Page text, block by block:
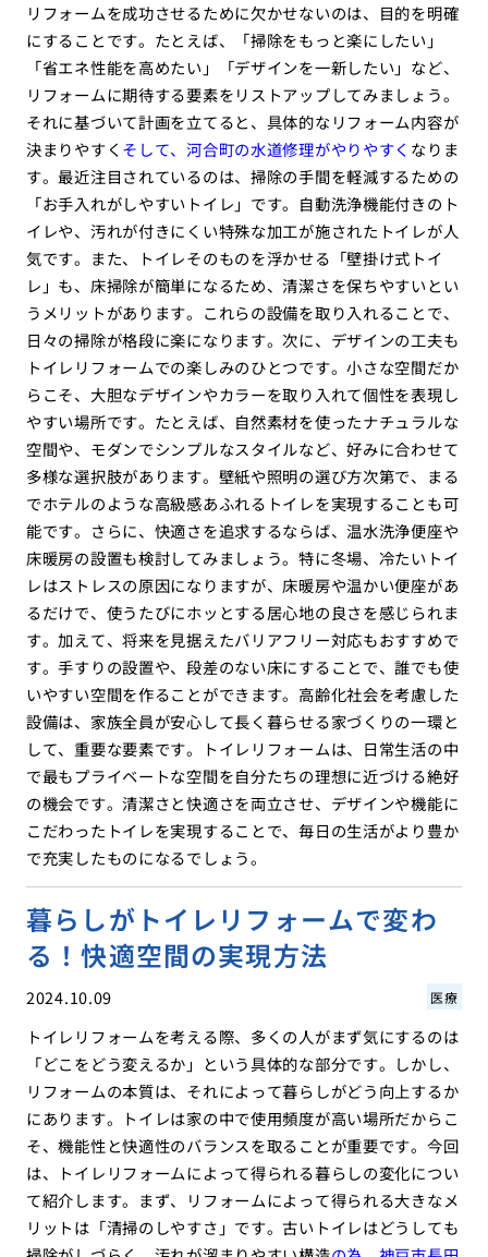
リフォームを成功させるために欠かせないのは、目的を明確
にすることです。たとえば、「掃除をもっと楽にしたい」
「省エネ性能を高めたい」「デザインを一新したい」など、
リフォームに期待する要素をリストアップしてみましょう。
それに基づいて計画を立てると、具体的なリフォーム内容が
決まりやすく そして、河合町の水道修理がやりやすく なりま
す。最近注目されているのは、掃除の手間を軽減するための
「お手入れがしやすいトイレ」です。自動洗浄機能付きのト
イレや、汚れが付きにくい特殊な加工が施されたトイレが人
気です。また、トイレそのものを浮かせる「壁掛け式トイ
レ」も、床掃除が簡単になるため、清潔さを保ちやすいとい
うメリットがあります。これらの設備を取り入れることで、
日々の掃除が格段に楽になります。次に、デザインの工夫も
トイレリフォームでの楽しみのひとつです。小さな空間だか
らこそ、大胆なデザインやカラーを取り入れて個性を表現し
やすい場所です。たとえば、自然素材を使ったナチュラルな
空間や、モダンでシンプルなスタイルなど、好みに合わせて
多様な選択肢があります。壁紙や照明の選び方次第で、まる
でホテルのような高級感あふれるトイレを実現することも可
能です。さらに、快適さを追求するならば、温水洗浄便座や
床暖房の設置も検討してみましょう。特に冬場、冷たいトイ
レはストレスの原因になりますが、床暖房や温かい便座があ
るだけで、使うたびにホッとする居心地の良さを感じられま
す。加えて、将来を見据えたバリアフリー対応もおすすめで
す。手すりの設置や、段差のない床にすることで、誰でも使
いやすい空間を作ることができます。高齢化社会を考慮した
設備は、家族全員が安心して長く暮らせる家づくりの一環と
して、重要な要素です。トイレリフォームは、日常生活の中
で最もプライベートな空間を自分たちの理想に近づける絶好
の機会です。清潔さと快適さを両立させ、デザインや機能に
こだわったトイレを実現することで、毎日の生活がより豊か
で充実したものになるでしょう。
暮らしがトイレリフォームで変わ
る！快適空間の実現方法
2024.10.09 医療
トイレリフォームを考える際、多くの人がまず気にするのは
「どこをどう変えるか」という具体的な部分です。しかし、
リフォームの本質は、それによって暮らしがどう向上するか
にあります。トイレは家の中で使用頻度が高い場所だからこ
そ、機能性と快適性のバランスを取ることが重要です。今回
は、トイレリフォームによって得られる暮らしの変化につい
て紹介します。まず、リフォームによって得られる大きなメ
リットは「清掃のしやすさ」です。古いトイレはどうしても